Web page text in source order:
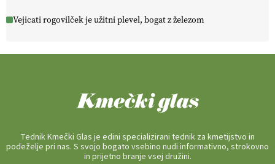
Vejicati rogovilček je užitni plevel, bogat z železom
Tednik Kmečki Glas je edini specializirani tednik za kmetijstvo in
podeželje pri nas. S svojo bogato vsebino nudi informativno, strokovno
in prijetno branje vsej družini.